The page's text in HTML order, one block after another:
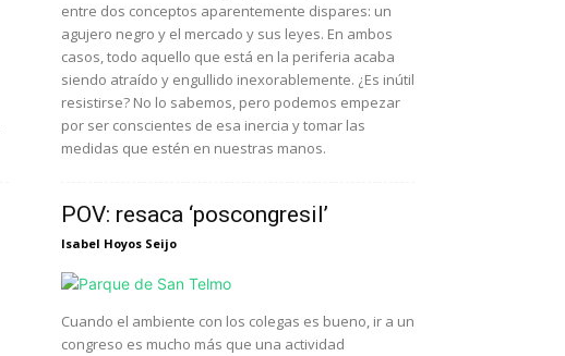
entre dos conceptos aparentemente dispares: un
agujero negro y el mercado y sus leyes. En ambos
casos, todo aquello que está en la periferia acaba
siendo atraído y engullido inexorablemente. ¿Es inútil
resistirse? No lo sabemos, pero podemos empezar
por ser conscientes de esa inercia y tomar las
medidas que estén en nuestras manos.
POV: resaca ‘poscongresil’
Isabel Hoyos Seijo
Cuando el ambiente con los colegas es bueno, ir a un
congreso es mucho más que una actividad